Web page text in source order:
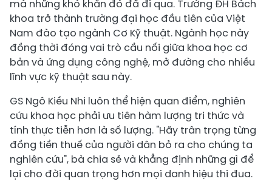
mà những khó khăn đó đã đi qua. Trường ĐH Bách
khoa trở thành trường đại học đầu tiên của Việt
Nam đào tạo ngành Cơ Kỹ thuật. Ngành học này
đồng thời đóng vai trò cầu nối giữa khoa học cơ
bản và ứng dụng công nghệ, mở đường cho nhiều
lĩnh vực kỹ thuật sau này.
GS Ngô Kiều Nhi luôn thể hiện quan điểm, nghiên
cứu khoa học phải ưu tiên hàm lượng tri thức và
tính thực tiễn hơn là số lượng. "Hãy trân trọng từng
đồng tiền thuế của người dân bỏ ra cho chúng ta
nghiên cứu", bà chia sẻ và khẳng định những gì để
lại cho đời quan trọng hơn mọi danh hiệu thi đua.